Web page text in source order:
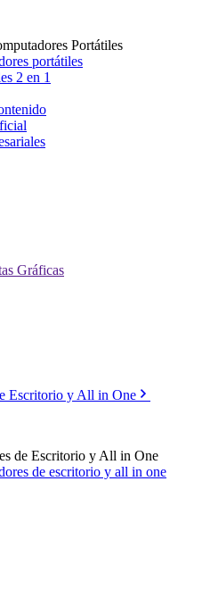
Portátiles
portátiles
2 en 1
Gráficas
Escritorio y All in One
de Escritorio y All in One
de escritorio y all in one